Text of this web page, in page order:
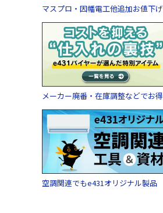
マスプロ・因幡電工他追加お値下げ
メーカー廃番・在庫調整などでお得
空調関連でもe431オリジナル製品